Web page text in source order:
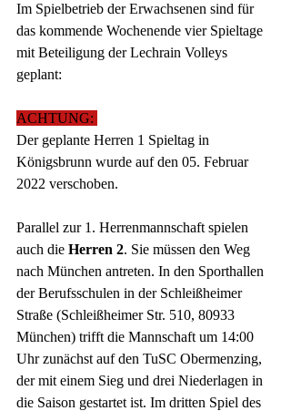
Im Spielbetrieb der Erwachsenen sind für
das kommende Wochenende vier Spieltage
mit Beteiligung der Lechrain Volleys
geplant:
ACHTUNG:
Der geplante Herren 1 Spieltag in
Königsbrunn wurde auf den 05. Februar
2022 verschoben.
Parallel zur 1. Herrenmannschaft spielen
auch die Herren 2. Sie müssen den Weg
nach München antreten. In den Sporthallen
der Berufsschulen in der Schleißheimer
Straße (Schleißheimer Str. 510, 80933
München) trifft die Mannschaft um 14:00
Uhr zunächst auf den TuSC Obermenzing,
der mit einem Sieg und drei Niederlagen in
die Saison gestartet ist. Im dritten Spiel des